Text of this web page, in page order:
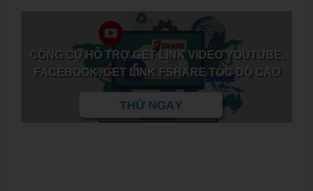
CÔNG CỤ HỖ TRỢ GET LINK VIDEO YOUTUBE,
FACEBOOK, GET LINK FSHARE TỐC DỘ CAO
THỬ NGAY